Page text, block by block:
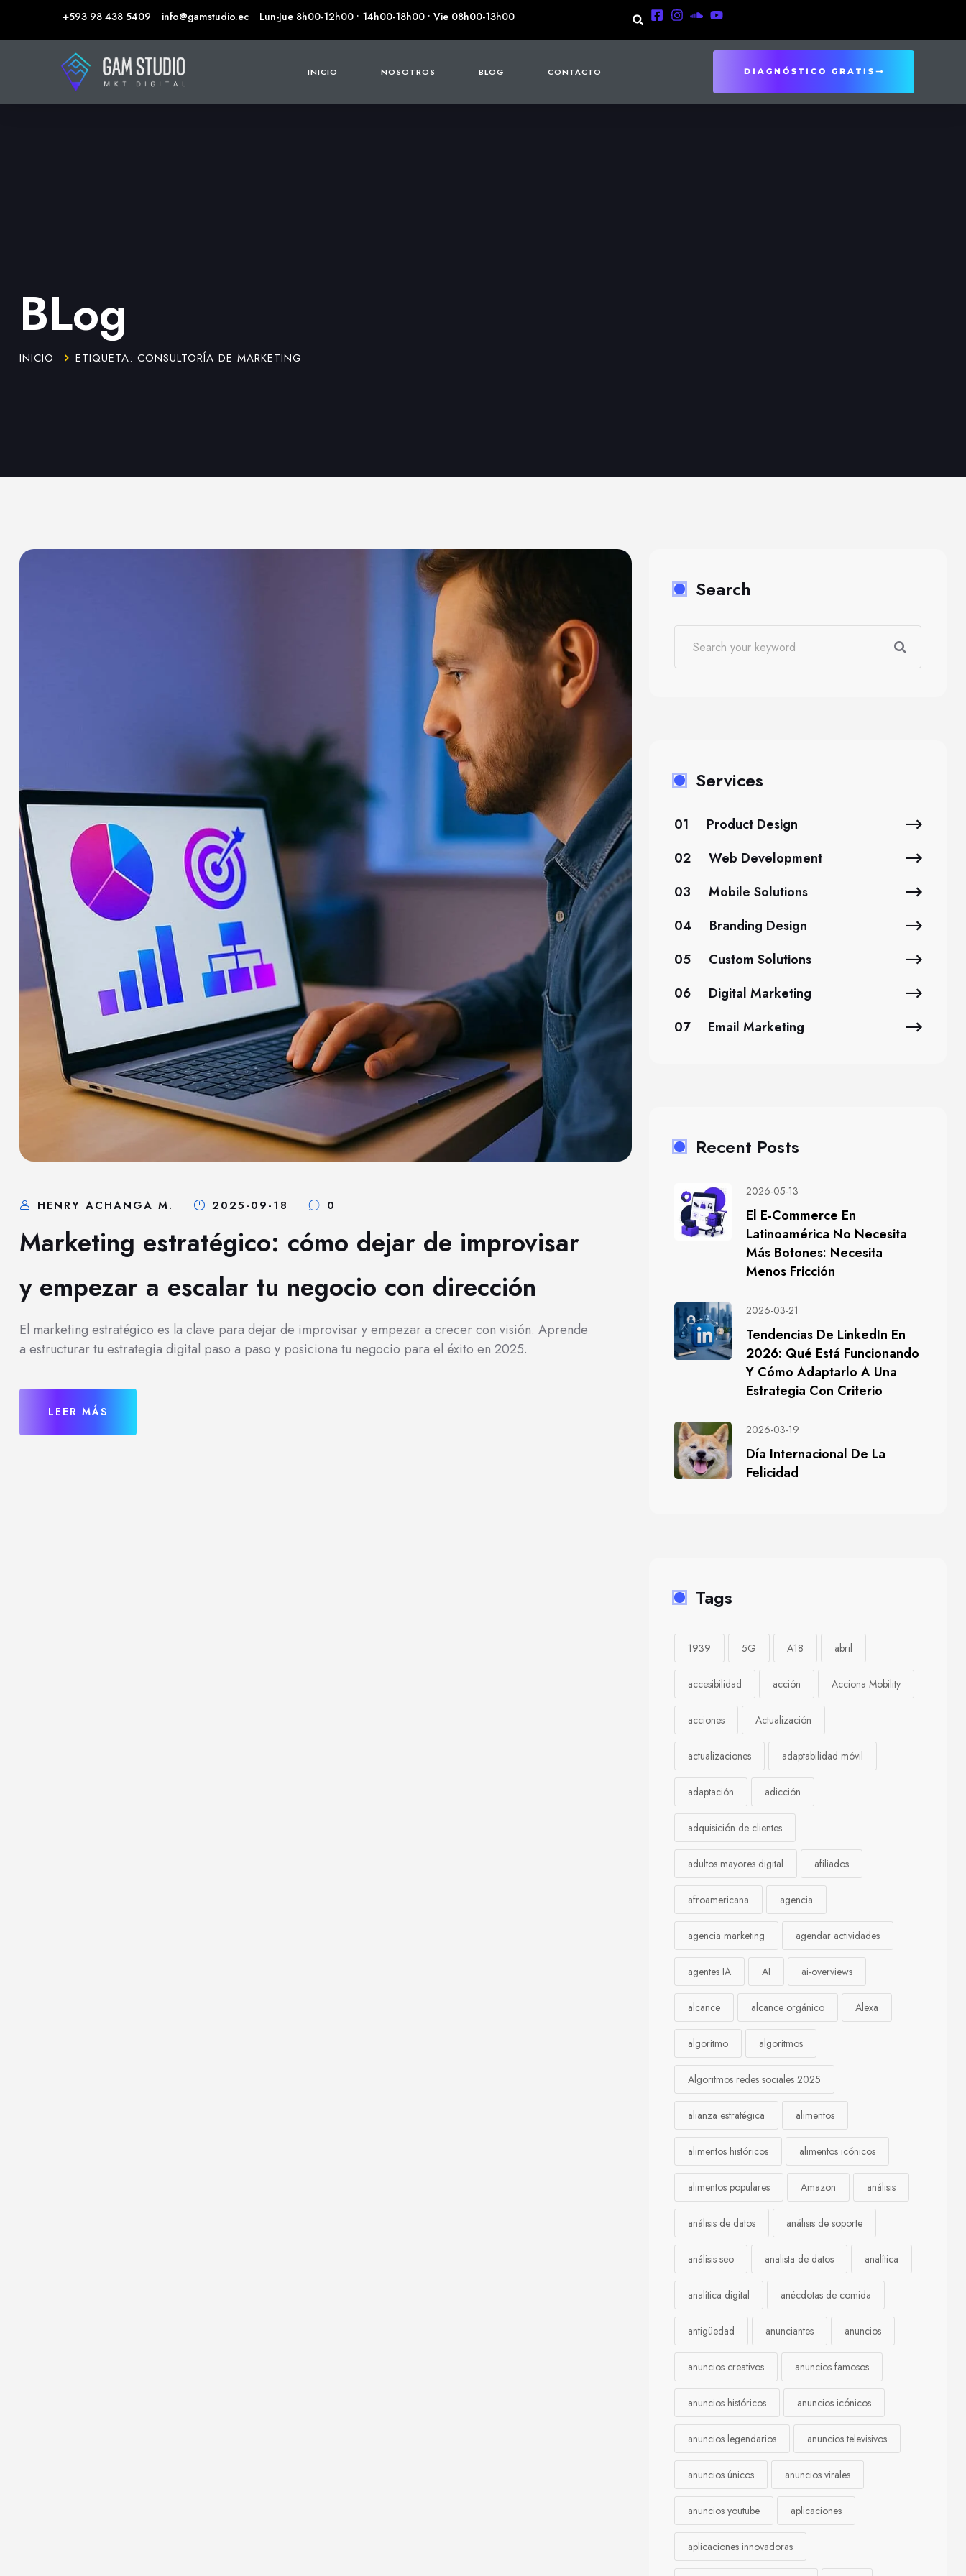
+593 98 438 5409 info@gamstudio.ec Lun-Jue 8h00-12h00 • 14h00-18h00 • Vie 08h00-13h00
INICIO NOSOTROS BLOG CONTACTO DIAGNÓSTICO GRATIS
BLog
INICIO ETIQUETA: CONSULTORÍA DE MARKETING
HENRY ACHANGA M. 2025-09-18 0
Marketing estratégico: cómo dejar de improvisar
y empezar a escalar tu negocio con dirección
El marketing estratégico es la clave para dejar de improvisar y empezar a crecer con visión. Aprende
a estructurar tu estrategia digital paso a paso y posiciona tu negocio para el éxito en 2025.
LEER MÁS
Search
Services
01
Product Design
02
Web Development
03
Mobile Solutions
04
Branding Design
05
Custom Solutions
06
Digital Marketing
07
Email Marketing
Recent Posts
2026-05-13
El E-Commerce En
Latinoamérica No Necesita
Más Botones: Necesita
Menos Fricción
2026-03-21
Tendencias De LinkedIn En
2026: Qué Está Funcionando
Y Cómo Adaptarlo A Una
Estrategia Con Criterio
2026-03-19
Día Internacional De La
Felicidad
Tags
1939 5G A18 abril
accesibilidad acción Acciona Mobility
acciones Actualización
actualizaciones adaptabilidad móvil
adaptación adicción
adquisición de clientes
adultos mayores digital afiliados
afroamericana agencia
agencia marketing agendar actividades
agentes IA AI ai-overviews
alcance alcance orgánico Alexa
algoritmo algoritmos
Algoritmos redes sociales 2025
alianza estratégica alimentos
alimentos históricos alimentos icónicos
alimentos populares Amazon análisis
análisis de datos análisis de soporte
análisis seo analista de datos analítica
analítica digital anécdotas de comida
antigüedad anunciantes anuncios
anuncios creativos anuncios famosos
anuncios históricos anuncios icónicos
anuncios legendarios anuncios televisivos
anuncios únicos anuncios virales
anuncios youtube aplicaciones
aplicaciones innovadoras